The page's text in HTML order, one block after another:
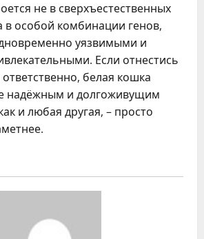
не в сверхъестественных
в особой комбинации генов,
уязвимыми и
Если отнестись
белая кошка
надёжным и долгоживущим
и любая другая, – просто